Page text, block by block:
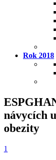
Rok 2018
návycích
obezity
1